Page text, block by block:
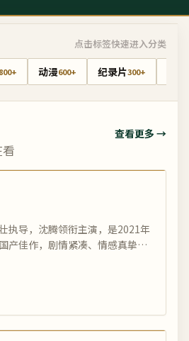
点击标签快速进入分类
800+ 动漫600+ 纪录片300+
查看更多 →
执导，沈腾领衔主演，是2021年
产佳作，剧情紧凑、情感真挚。
免费观看最好的电影网，享受
99:12